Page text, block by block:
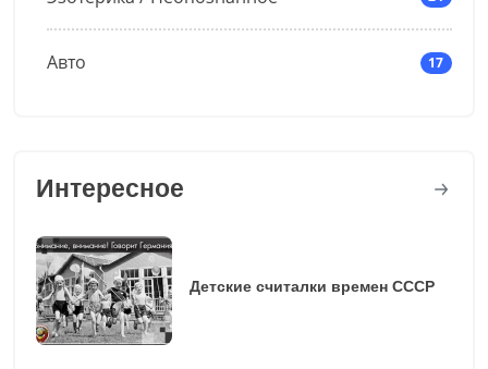
Авто 17
Интересное
Детские считалки времен СССР